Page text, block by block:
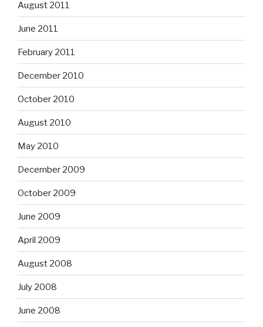
August 2011
June 2011
February 2011
December 2010
October 2010
August 2010
May 2010
December 2009
October 2009
June 2009
April 2009
August 2008
July 2008
June 2008